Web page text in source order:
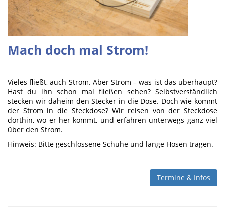
Mach doch mal Strom!
Vieles fließt, auch Strom. Aber Strom – was ist das überhaupt?
Hast du ihn schon mal fließen sehen? Selbstverständlich
stecken wir daheim den Stecker in die Dose. Doch wie kommt
der Strom in die Steckdose? Wir reisen von der Steckdose
dorthin, wo er her kommt, und erfahren unterwegs ganz viel
über den Strom.
Hinweis: Bitte geschlossene Schuhe und lange Hosen tragen.
Termine & Infos